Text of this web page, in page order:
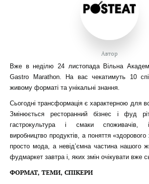
Автор
Вже в неділю 24 листопада Вільна
Gastro Marathon. На вас чекатимуть 10
живому форматі та унікальні знання.
Сьогодні трансформація є характерною для
Змінюється ресторанний бізнес і фуд
гастрокультура і смаки споживачів,
виробництво продуктів, а поняття
просто мода, а невід’ємна частина нашого
фудмаркет завтра і, яких змін очікувати вже
ФОРМАТ, ТЕМИ, СПІКЕРИ